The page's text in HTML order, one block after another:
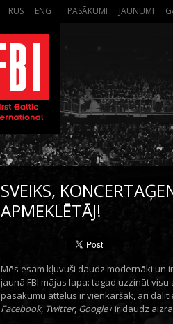
RUS ENG PASĀKUMI JAUNUMI
SVEIKS,
APMEKLĒTĀJ!
Mēs esam kļuvuši daudz modernāki un
jaunā FBI mājas lapa: tagad uzzināt
pasākumu attēlus ir vienkāršāk, arī
Facebook, Twitter, Google+ir daudz